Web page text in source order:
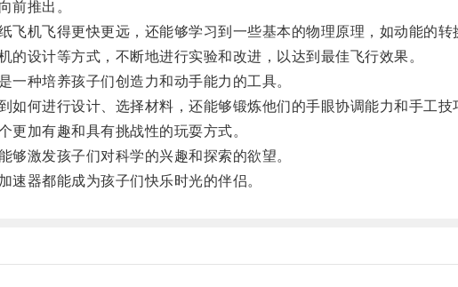
推出。
机飞得更快更远，还能够学习到一些基本的物理原理，如动能的转
设计等方式，不断地进行实验和改进，以达到最佳飞行效果。
种培养孩子们创造力和动手能力的工具。
何进行设计、选择材料，还能够锻炼他们的手眼协调能力和手工技
加有趣和具有挑战性的玩耍方式。
激发孩子们对科学的兴趣和探索的欲望。
器都能成为孩子们快乐时光的伴侣。